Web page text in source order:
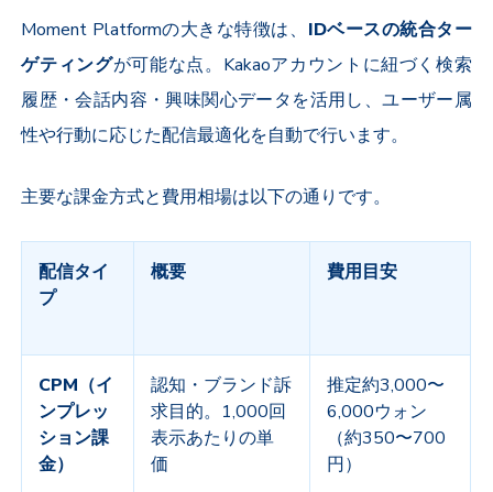
Moment Platformの大きな特徴は、 IDベースの統合ター
ゲティングが可能な点。 Kakaoアカウントに紐づく検索
履歴・会話内容・興味関心データを活用し、ユーザー属
性や行動に応じた配信最適化を自動で行います。
主要な課金方式と費用相場は以下の通りです。
配信タイ
プ
概要 費用目安
CPM （イ
ンプレッ
ション課
金）
認知・ブランド訴
求目的。 1,000回
表示あたりの単
価
推定約3,000〜
6,000ウォン
（約350〜700
円）